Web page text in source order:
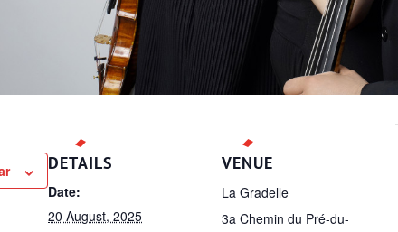
DETAILS
Date:
20 August, 2025
VENUE
La Gradelle
3a Chemin du Pré-du-